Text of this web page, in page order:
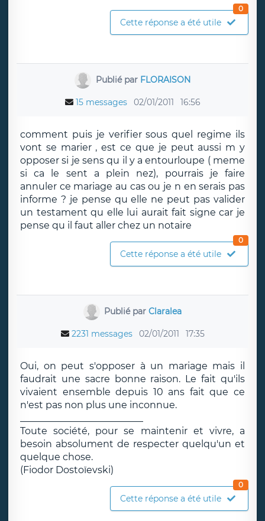
Cette réponse a été utile
0
Publié par FLORAISON
15 messages 02/01/2011 16:56
comment puis je verifier sous quel regime ils
vont se marier , est ce que je peut aussi m y
opposer si je sens qu il y a entourloupe ( meme
si ca le sent a plein nez), pourrais je faire
annuler ce mariage au cas ou je n en serais pas
informe ? je pense qu elle ne peut pas valider
un testament qu elle lui aurait fait signe car je
pense qu il faut aller chez un notaire
Cette réponse a été utile
0
Publié parClaralea
2231 messages 02/01/2011 17:35
Oui, on peut s'opposer à un mariage mais il
faudrait une sacre bonne raison. Le fait qu'ils
vivaient ensemble depuis 10 ans fait que ce
n'est pas non plus une inconnue.
Toute société, pour se maintenir et vivre, a
besoin absolument de respecter quelqu'un et
quelque chose.
(Fiodor Dostoïevski)
Cette réponse a été utile
0